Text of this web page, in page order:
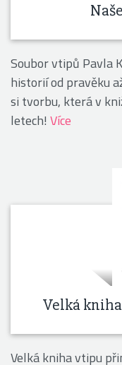
Soubor vtipů Pavla
historií od pravěku
si tvorbu, která v
letech! Více
Velká
Velká kniha vtipu